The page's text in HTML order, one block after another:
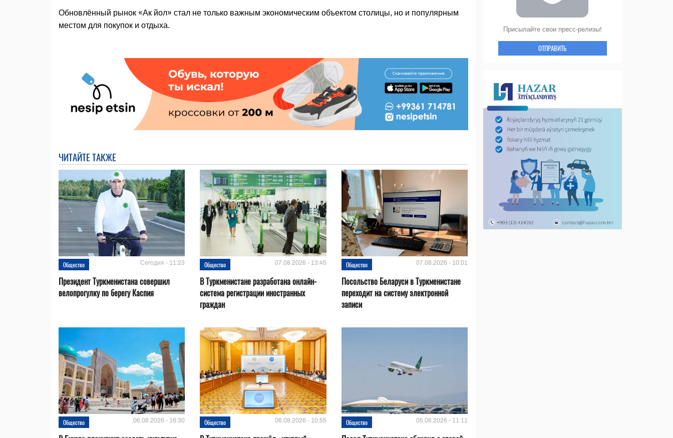
Обновлённый рынок «Ак йол» стал не только важным экономическим объектом столицы, но и популярным
местом для покупок и отдыха.
ЧИТАЙТЕ ТАКЖЕ
Общество Сегодня - 11:23
Президент Туркменистана совершил
велопрогулку по берегу Каспия
Общество 07.08.2026 - 13:45
В Туркменистане разработана онлайн-
система регистрации иностранных
граждан
Общество 07.08.2026 - 10:01
Посольство Беларуси в Туркменистане
переходит на систему электронной
записи
Общество 06.08.2026 - 16:30 Общество 06.08.2026 - 10:55 Общество 05.08.2026 - 11:11
Присылайте свои пресс-релизы!
ОТПРАВИТЬ